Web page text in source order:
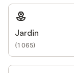
Jardin
(1 065)